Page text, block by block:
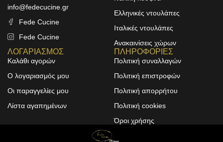
info@fedecucine.gr
Fede Cucine
Fede Cucine
Ελληνικές ντουλάπες
Ιταλικές ντουλάπες
Ανακαινίσεις χώρων
ΛΟΓΑΡΙΑΣΜΟΣ
Καλάθι αγορών
Ο λογαριασμός μου
Οι παραγγελίες μου
Λίστα αγαπημένων
ΠΛΗΡΟΦΟΡΙΕΣ
Πολιτική συναλλαγών
Πολιτική επιστροφών
Πολιτική απορρήτου
Πολιτική cookies
Όροι χρήσης
Design & Development by